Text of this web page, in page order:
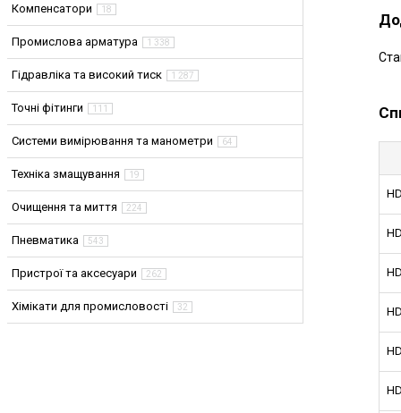
Компенсатори 18
Промислова арматура 1 338
Гідравліка та високий тиск 1 287
Точні фітинги 111
Системи вимірювання та манометри 64
Техніка змащування 19
Очищення та миття 224
Пневматика 543
Пристрої та аксесуари 262
Хімікати для промисловості 32